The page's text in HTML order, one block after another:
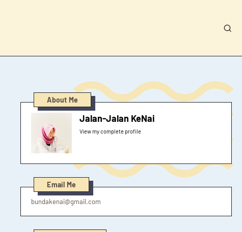
About Me
Jalan-Jalan KeNai
View my complete profile
Email Me
bundakenai@gmail.com